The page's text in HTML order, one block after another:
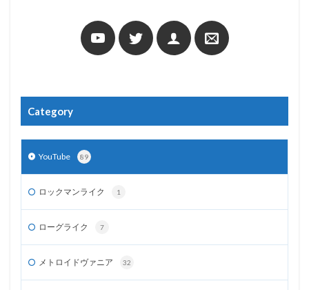
Category
YouTube 89
ロックマンライク 1
ローグライク 7
メトロイドヴァニア 32